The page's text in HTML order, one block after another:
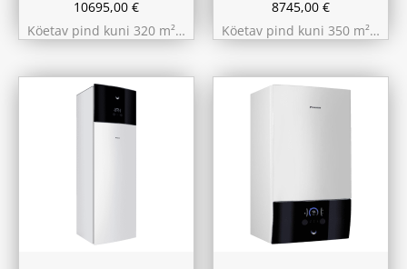
10695,00 €
Köetav pind kuni 320 m²…
8745,00 €
Köetav pind kuni 350 m²…
230L